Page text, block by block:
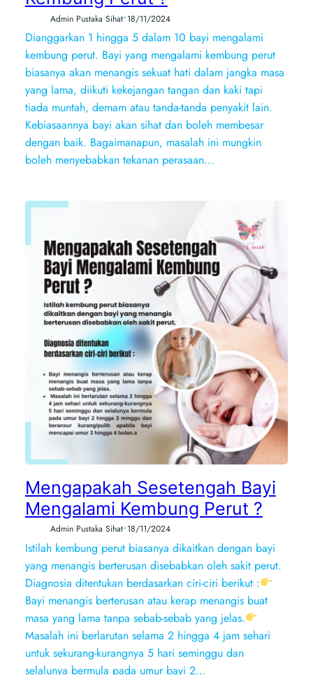
Admin Pustaka Sihat•18/11/2024
Dianggarkan 1 hingga 5 dalam 10 bayi mengalami
kembung perut. Bayi yang mengalami kembung perut
biasanya akan menangis sekuat hati dalam jangka masa
yang lama, diikuti kekejangan tangan dan kaki tapi
tiada muntah, demam atau tanda-tanda penyakit lain.
Kebiasaannya bayi akan sihat dan boleh membesar
dengan baik. Bagaimanapun, masalah ini mungkin
boleh menyebabkan tekanan perasaan…
Mengapakah Sesetengah Bayi
Mengalami Kembung Perut ?
Admin Pustaka Sihat•18/11/2024
Istilah kembung perut biasanya dikaitkan dengan bayi
yang menangis berterusan disebabkan oleh sakit perut.
Diagnosia ditentukan berdasarkan ciri-ciri berikut :
Bayi menangis berterusan atau kerap menangis buat
masa yang lama tanpa sebab-sebab yang jelas.
Masalah ini berlarutan selama 2 hingga 4 jam sehari
untuk sekurang-kurangnya 5 hari seminggu dan
selalunya bermula pada umur bayi 2…